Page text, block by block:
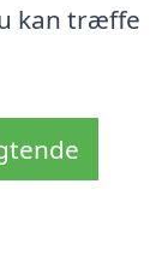
kan træffe